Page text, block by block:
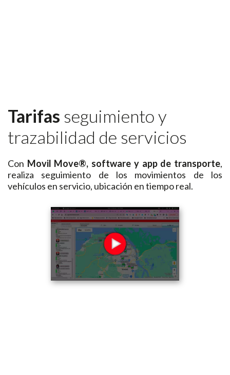
Tarifas seguimiento y
trazabilidad de servicios
Con Movil Move®, software y app de transporte,
realiza seguimiento de los movimientos de los
vehículos en servicio, ubicación en tiempo real.